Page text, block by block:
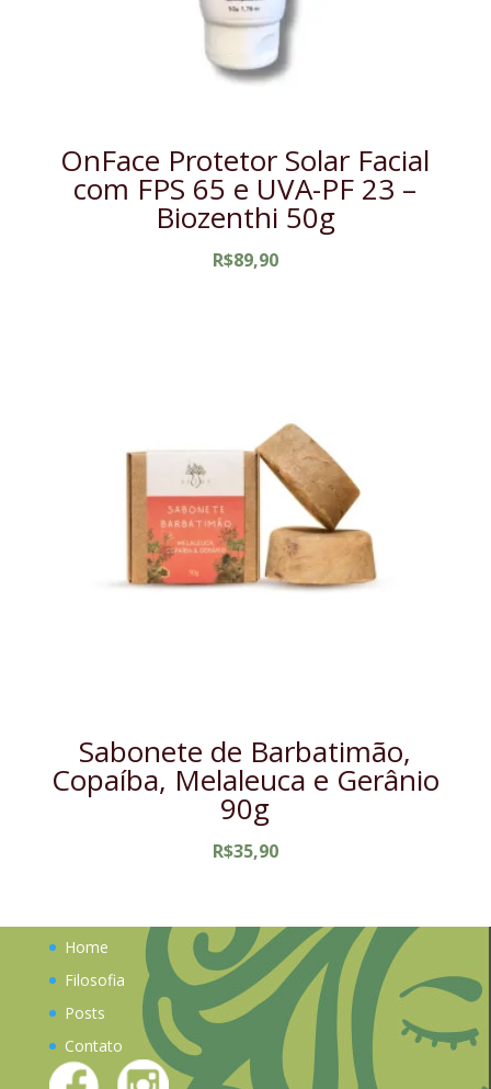
OnFace Protetor Solar Facial
com FPS 65 e UVA-PF 23 –
Biozenthi 50g
R$89,90
Sabonete de Barbatimão,
Copaíba, Melaleuca e Gerânio
90g
R$35,90
Home
Filosofia
Posts
Contato